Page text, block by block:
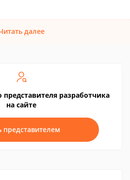
далее
разработчика
на сайте
представителем